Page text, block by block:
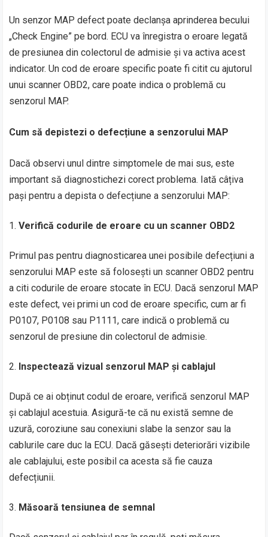
Un senzor MAP defect poate declanșa aprinderea becului
„Check Engine” pe bord. ECU va înregistra o eroare legată
de presiunea din colectorul de admisie și va activa acest
indicator. Un cod de eroare specific poate fi citit cu ajutorul
unui scanner OBD2, care poate indica o problemă cu
senzorul MAP.
Cum să depistezi o defecțiune a senzorului MAP
Dacă observi unul dintre simptomele de mai sus, este
important să diagnostichezi corect problema. Iată câțiva
pași pentru a depista o defecțiune a senzorului MAP:
Verifică codurile de eroare cu un scanner OBD2
Primul pas pentru diagnosticarea unei posibile defecțiuni a
senzorului MAP este să folosești un scanner OBD2 pentru
a citi codurile de eroare stocate în ECU. Dacă senzorul MAP
este defect, vei primi un cod de eroare specific, cum ar fi
P0107, P0108 sau P1111, care indică o problemă cu
senzorul de presiune din colectorul de admisie.
Inspectează vizual senzorul MAP și cablajul
După ce ai obținut codul de eroare, verifică senzorul MAP
și cablajul acestuia. Asigură-te că nu există semne de
uzură, coroziune sau conexiuni slabe la senzor sau la
cablurile care duc la ECU. Dacă găsești deteriorări vizibile
ale cablajului, este posibil ca acesta să fie cauza
defecțiunii.
Măsoară tensiunea de semnal